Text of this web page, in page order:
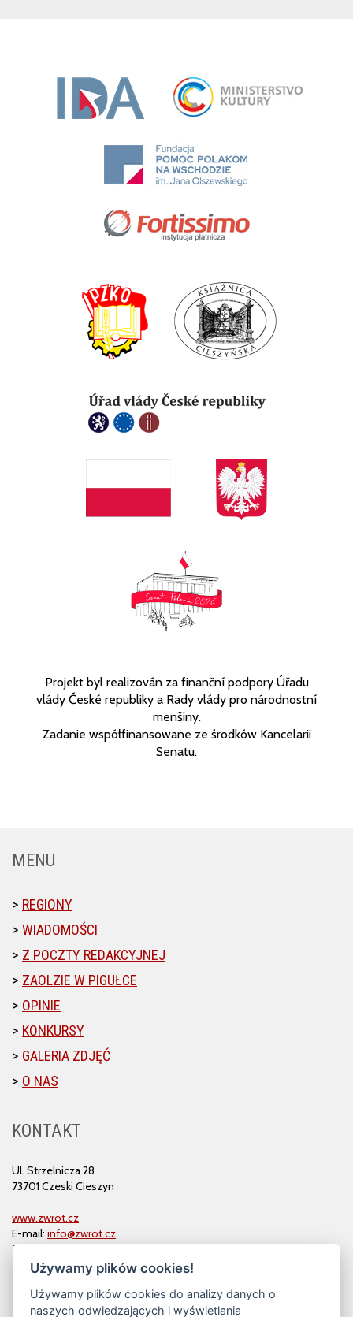
Projekt byl realizován za finanční podpory Úřadu
vlády České republiky a Rady vlády pro národnostní
menšiny.
Zadanie współfinansowane ze środków Kancelarii
Senatu.
MENU
REGIONY
WIADOMOŚCI
Z POCZTY REDAKCYJNEJ
ZAOLZIE W PIGUŁCE
OPINIE
KONKURSY
GALERIA ZDJĘĆ
O NAS
KONTAKT
Ul. Strzelnicza 28
73701 Czeski Cieszyn
www.zwrot.cz
E-mail: info@zwrot.cz
Tel. i faks: 558 711 582
Używamy plików cookies!
Używamy plików cookies do analizy danych o
naszych odwiedzających i wyświetlania